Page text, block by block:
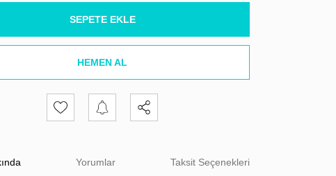
SEPETE EKLE
HEMEN AL
Yorumlar Taksit Seçenekleri